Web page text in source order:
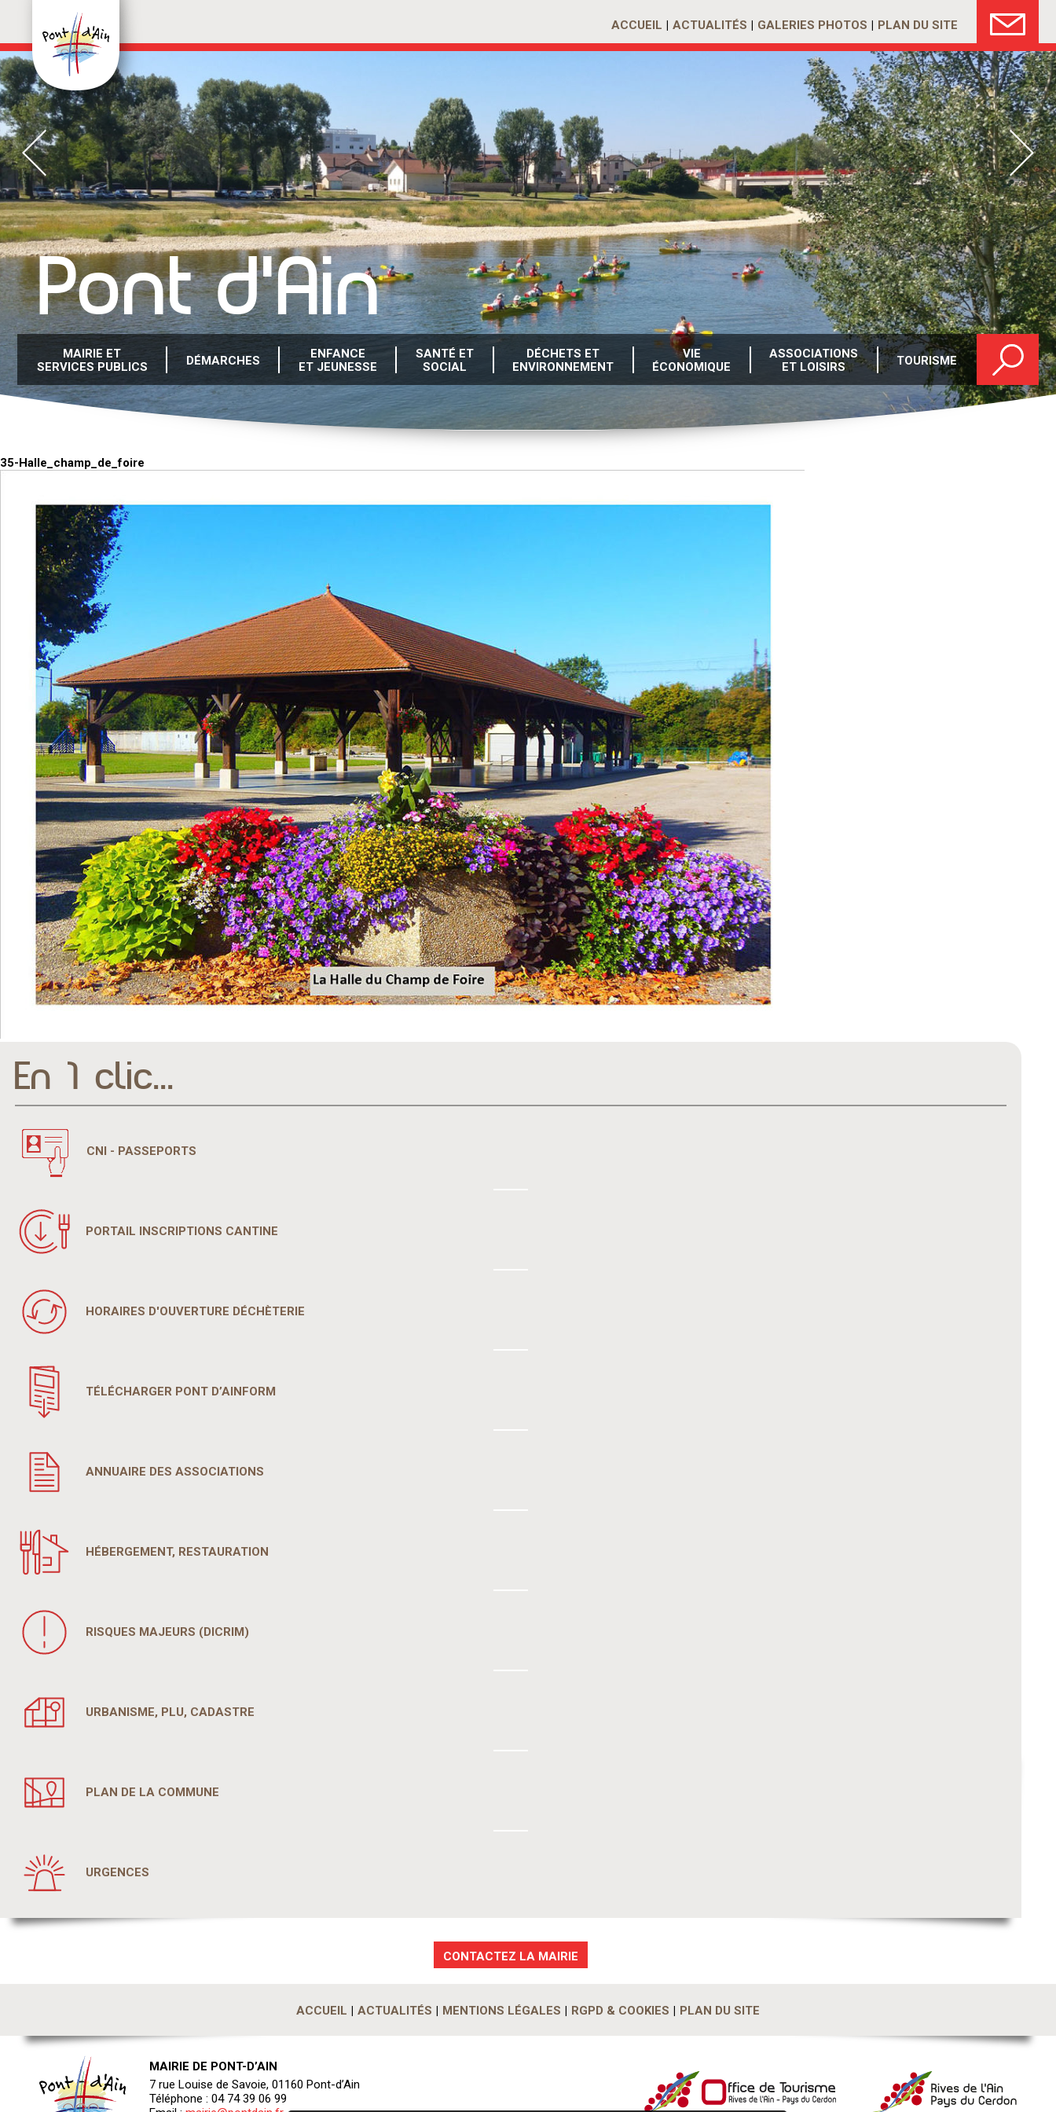
ACCUEIL ACTUALITÉS GALERIES PHOTOS PLAN DU SITE
Pont d'Ain
MAIRIE ET
SERVICES PUBLICS
DÉMARCHES
ENFANCE
ET JEUNESSE
SANTÉ ET
SOCIAL
DÉCHETS ET
ENVIRONNEMENT
VIE
ÉCONOMIQUE
ASSOCIATIONS
ET LOISIRS
TOURISME
35-Halle_champ_de_foire
En 1 clic...
CNI - PASSEPORTS
PORTAIL INSCRIPTIONS CANTINE
HORAIRES D'OUVERTURE DÉCHÈTERIE
TÉLÉCHARGER PONT D’AINFORM
ANNUAIRE DES ASSOCIATIONS
HÉBERGEMENT, RESTAURATION
RISQUES MAJEURS (DICRIM)
URBANISME, PLU, CADASTRE
PLAN DE LA COMMUNE
URGENCES
CONTACTEZ LA MAIRIE
ACCUEIL ACTUALITÉS MENTIONS LÉGALES RGPD & COOKIES PLAN DU SITE
MAIRIE DE PONT-D’AIN
7 rue Louise de Savoie, 01160 Pont-d’Ain
Téléphone : 04 74 39 06 99